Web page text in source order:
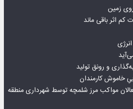
زمین
کم اثر باقی ماند
و رونق تولید
خاموش کارمندان
مواکب مرز شلمچه توسط شهرداری منطقه